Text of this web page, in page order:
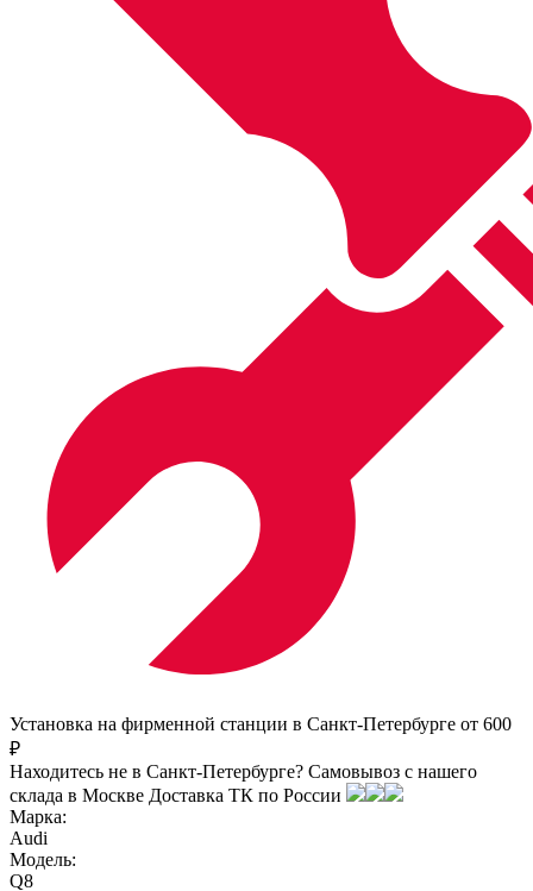
Установка на фирменной станции в Санкт-Петербурге от 600
₽
Находитесь не в Санкт-Петербурге? Самовывоз с нашего
склада в Москве Доставка ТК по России
Марка:
Audi
Модель:
Q8